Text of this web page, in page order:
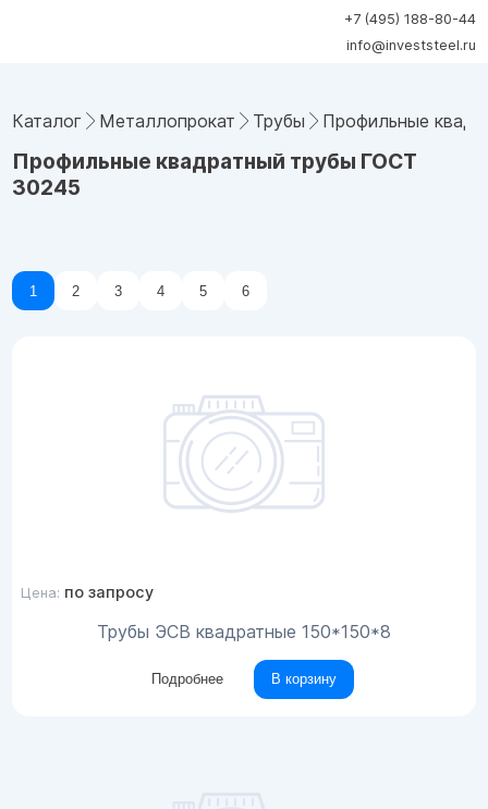
+7 (495) 188-80-44
info@investsteel.ru
Каталог Металлопрокат Трубы Профильные
Профильные квадратный трубы ГОСТ
30245
1 2 3 4 5 6
Цена: по запросу
Трубы ЭСВ квадратные 150*150*8
Подробнее В корзину